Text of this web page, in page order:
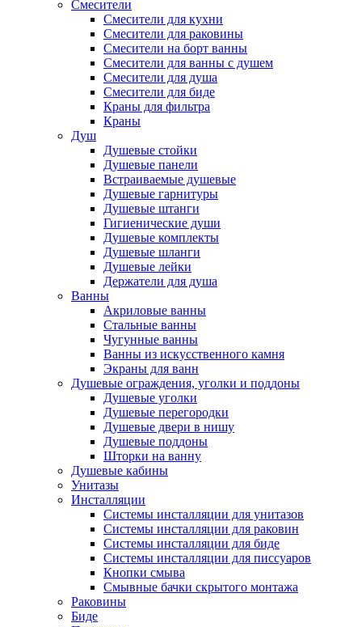
Смесители
Смесители для кухни
Смесители для раковины
Смесители на борт ванны
Смесители для ванны с душем
Смесители для душа
Смесители для биде
Краны для фильтра
Краны
Душ
Душевые стойки
Душевые панели
Встраиваемые душевые
Душевые гарнитуры
Душевые штанги
Гигиенические души
Душевые комплекты
Душевые шланги
Душевые лейки
Держатели для душа
Ванны
Акриловые ванны
Стальные ванны
Чугунные ванны
Ванны из искусственного камня
Экраны для ванн
Душевые ограждения, уголки и поддоны
Душевые уголки
Душевые перегородки
Душевые двери в нишу
Душевые поддоны
Шторки на ванну
Душевые кабины
Унитазы
Инсталляции
Системы инсталляции для унитазов
Системы инсталляции для раковин
Системы инсталляции для биде
Системы инсталляции для писсуаров
Кнопки смыва
Смывные бачки скрытого монтажа
Раковины
Биде